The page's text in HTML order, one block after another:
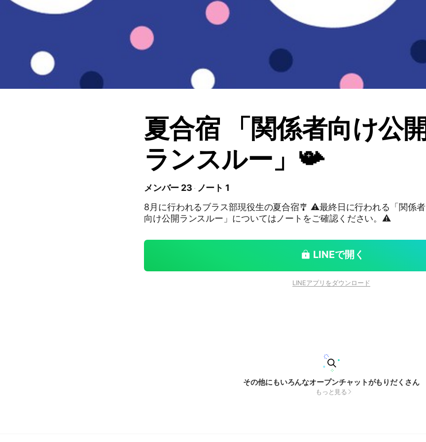
夏合宿 「関係者向け公開
ランスルー」📯
メンバー 23
ノート 1
8月に行われるブラス部現役生の夏合宿🎐 ⚠️最終日に行われる「関係者
向け公開ランスルー」についてはノートをご確認ください。⚠️
LINEで開く
LINEアプリをダウンロード
その他にもいろんなオープンチャットがもりだくさん
もっと見る